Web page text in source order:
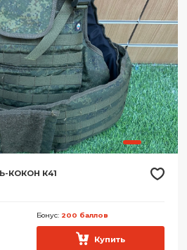
КОКОН К41
Бонус: 200 баллов
Купить